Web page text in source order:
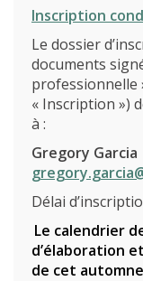
L’école
Inscription
Le dossier
documents
professionnelle
« Inscription »)
à :
Gregory Garcia
Délai
Le calendrier
d’élaboration
de cet